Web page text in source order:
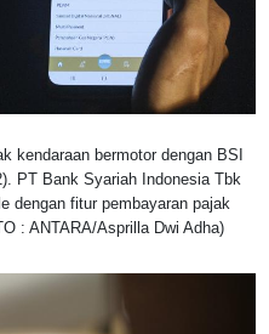
kendaraan bermotor dengan BSI
PT Bank Syariah Indonesia Tbk
dengan fitur pembayaran pajak
: ANTARA/Asprilla Dwi Adha)